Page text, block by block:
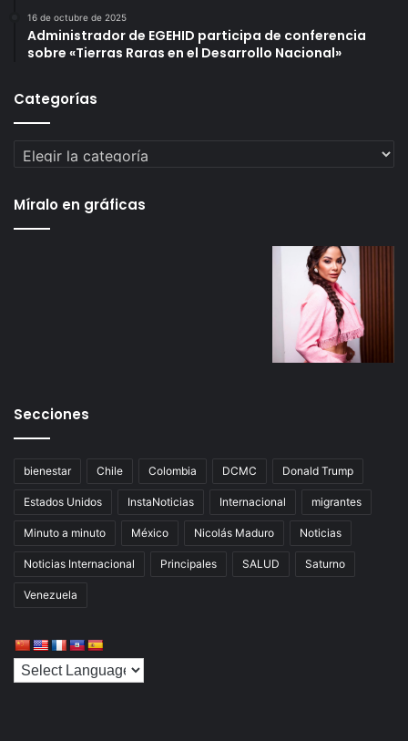
16 de octubre de 2025
Administrador de EGEHID participa de conferencia
sobre «Tierras Raras en el Desarrollo Nacional»
Categorías
Categorías
Míralo en gráficas
Secciones
bienestar Chile Colombia DCMC Donald Trump
Estados Unidos InstaNoticias Internacional migrantes
Minuto a minuto México Nicolás Maduro Noticias
Noticias Internacional Principales SALUD Saturno
Venezuela